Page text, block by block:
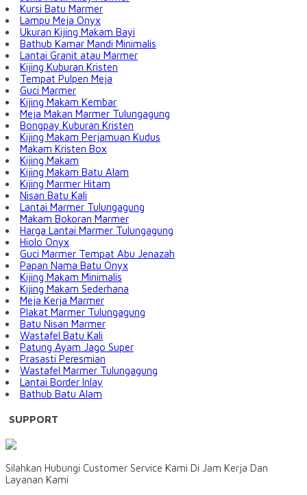
Kursi Batu Marmer
Lampu Meja Onyx
Ukuran Kijing Makam Bayi
Bathub Kamar Mandi Minimalis
Lantai Granit atau Marmer
Kijing Kuburan Kristen
Tempat Pulpen Meja
Guci Marmer
Kijing Makam Kembar
Meja Makan Marmer Tulungagung
Bongpay Kuburan Kristen
Kijing Makam Perjamuan Kudus
Makam Kristen Box
Kijing Makam
Kijing Makam Batu Alam
Kijing Marmer Hitam
Nisan Batu Kali
Lantai Marmer Tulungagung
Makam Bokoran Marmer
Harga Lantai Marmer Tulungagung
Hiolo Onyx
Guci Marmer Tempat Abu Jenazah
Papan Nama Batu Onyx
Kijing Makam Minimalis
Kijing Makam Sederhana
Meja Kerja Marmer
Plakat Marmer Tulungagung
Batu Nisan Marmer
Wastafel Batu Kali
Patung Ayam Jago Super
Prasasti Peresmian
Wastafel Marmer Tulungagung
Lantai Border Inlay
Bathub Batu Alam
SUPPORT
Silahkan Hubungi Customer Service Kami Di Jam Kerja Dan
Layanan Kami